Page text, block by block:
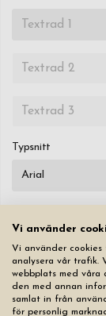
Typsnitt
Nollställ alla flikar
Vi använder
Vi använder
analysera vår trafik.
webbplats med våra
den med annan
samlat in från
för personlig